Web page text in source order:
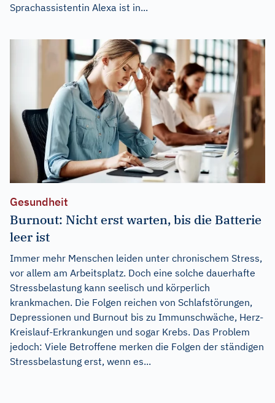
Sprachassistentin Alexa ist in...
Gesundheit
Burnout: Nicht erst warten, bis die Batterie
leer ist
Immer mehr Menschen leiden unter chronischem Stress,
vor allem am Arbeitsplatz. Doch eine solche dauerhafte
Stressbelastung kann seelisch und körperlich
krankmachen. Die Folgen reichen von Schlafstörungen,
Depressionen und Burnout bis zu Immunschwäche, Herz-
Kreislauf-Erkrankungen und sogar Krebs. Das Problem
jedoch: Viele Betroffene merken die Folgen der ständigen
Stressbelastung erst, wenn es...